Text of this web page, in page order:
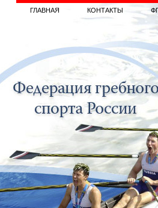
ГЛАВНАЯ КОНТАКТЫ